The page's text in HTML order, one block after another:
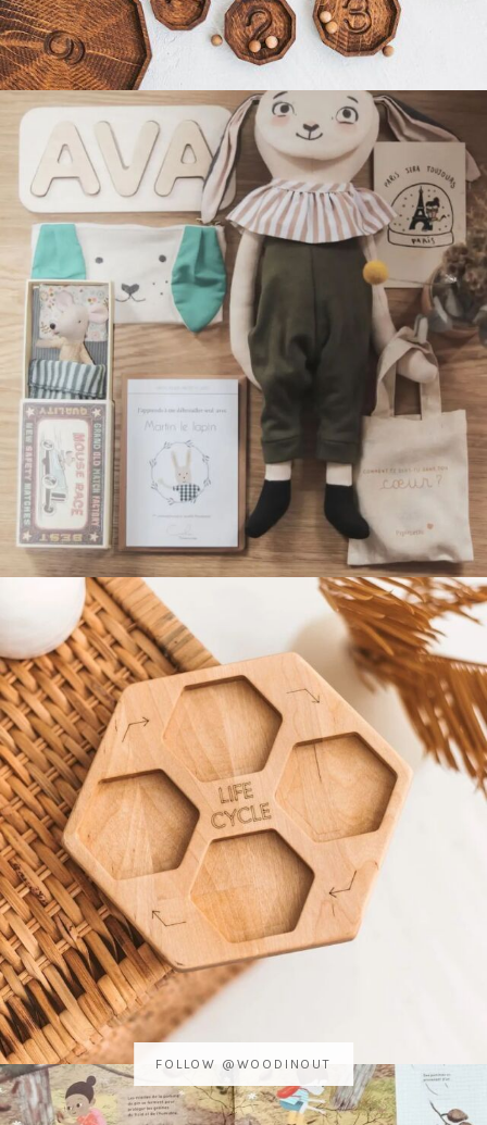
FOLLOW @WOODINOUT